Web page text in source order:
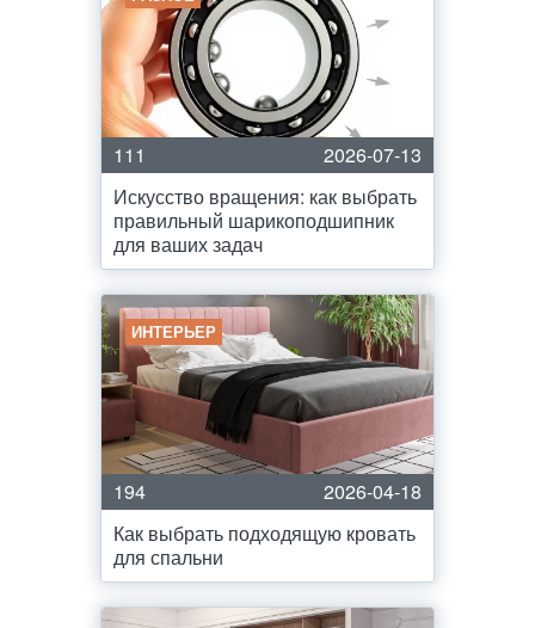
111
2026-07-13
Искусство вращения: как выбрать
правильный шарикоподшипник
для ваших задач
ИНТЕРЬЕР
194
2026-04-18
Как выбрать подходящую кровать
для спальни